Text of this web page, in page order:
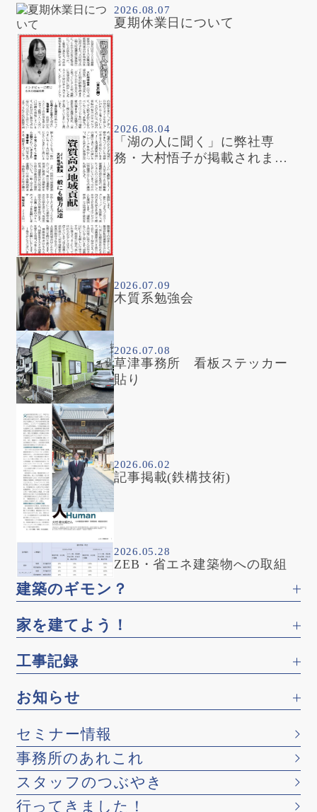
2026.08.07
夏期休業日について
2026.08.04
「湖の人に聞く」に弊社専
務・大村悟子が掲載されまし
2026.07.09
木質系勉強会
2026.07.08
草津事務所 看板ステッカー
貼り
2026.06.02
記事掲載(鉄構技術)
2026.05.28
ZEB・省エネ建築物への取組
建築のギモン？
家を建てよう！
工事記録
お知らせ
セミナー情報
事務所のあれこれ
スタッフのつぶやき
行ってきました！